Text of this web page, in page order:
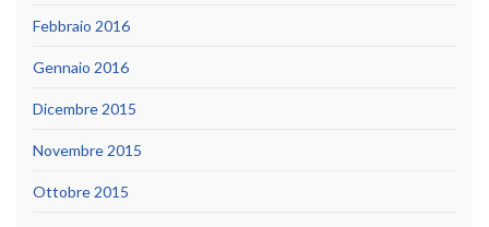
Febbraio 2016
Gennaio 2016
Dicembre 2015
Novembre 2015
Ottobre 2015